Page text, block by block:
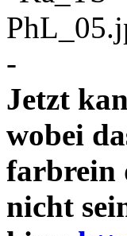
-
Jetzt
wobei
farbrein
nicht